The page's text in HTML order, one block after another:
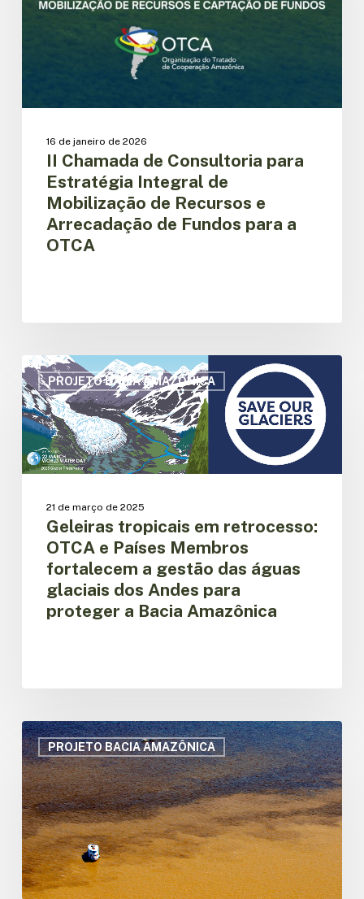
Integral
OTCA
16 de janeiro de 2026
II Chamada de Consultoria para
Estratégia Integral de
Mobilização de Recursos e
Arrecadação de Fundos para a
OTCA
PROJETO BACIA AMAZÔNICA
Geleiras
tropicais
em
retrocesso:
OTCA
e
Países
fortalecem
gestão
águas
glaciais
Amazônica
21 de março de 2025
Geleiras tropicais em retrocesso:
OTCA e Países Membros
fortalecem a gestão das águas
glaciais dos Andes para
proteger a Bacia Amazônica
PROJETO BACIA AMAZÔNICA
Projeto
Bacia
Amazônica
conclui
esta
semana
ciclo
de
workshops
para